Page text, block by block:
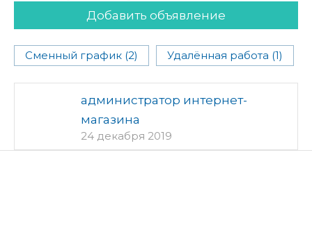
Добавить объявление
Сменный график (2) Удалённая работа (1)
администратор интернет-
магазина
24 декабря 2019